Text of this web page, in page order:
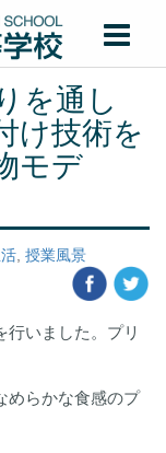
を通し
け技術を
モデ
授業風景
いました。プリ
めらかな食感のプ